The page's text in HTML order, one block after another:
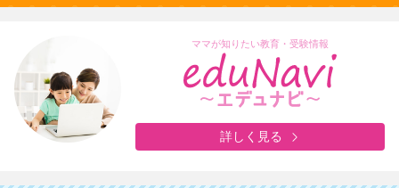
ママが知りたい教育・受験情報
詳しく見る